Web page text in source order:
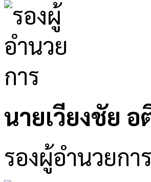
นายเวียงชัย
รองผู้อำนวยก